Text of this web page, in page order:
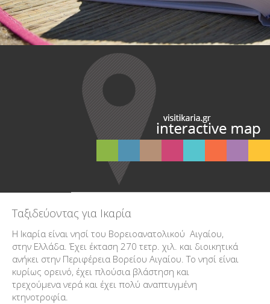
Ταξιδεύοντας για Ικαρία
Η Ικαρία είναι νησί του Βορειοανατολικού Αιγαίου,
στην Ελλάδα. Έχει έκταση 270 τετρ. χιλ. και διοικητικά
ανήκει στην Περιφέρεια Βορείου Αιγαίου. Το νησί είναι
κυρίως ορεινό, έχει πλούσια βλάστηση και
τρεχούμενα νερά και έχει πολύ αναπτυγμένη
κτηνοτροφία.